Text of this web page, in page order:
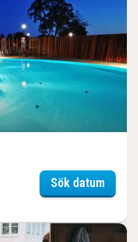
Sök datumKosta